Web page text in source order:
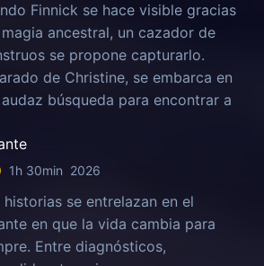
Finnick se hace visible gracias
ancestral, un cazador de
se propone capturarlo.
de Christine, se embarca en
audaz búsqueda para encontrar a
1h 30min 2026
historias se entrelazan en el
en que la vida cambia para
Entre diagnósticos,